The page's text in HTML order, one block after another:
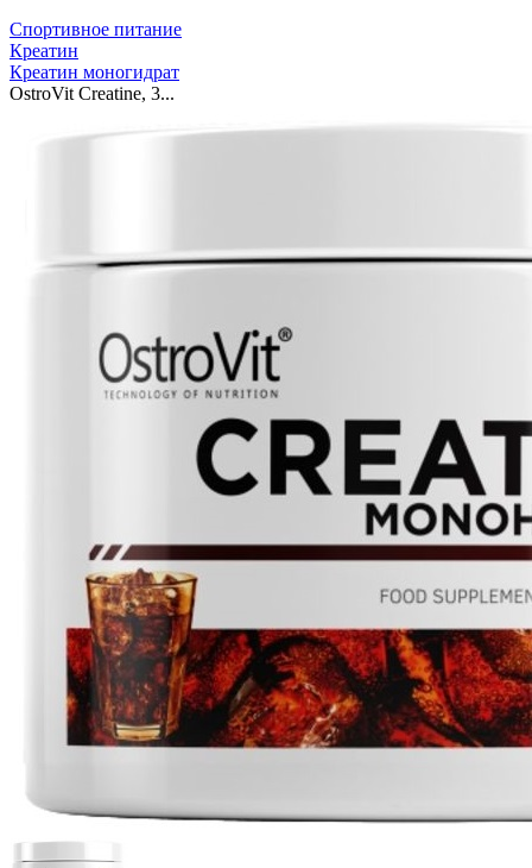
Спортивное питание
Креатин
Креатин моногидрат
OstroVit Creatine, 3...